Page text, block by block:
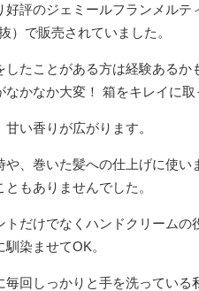
好評のジェミールフランメルテ
）で販売されていました。
したことがある方は経験ある
かなか大変！ 箱をキレイに取
い香りが広がります。
や、巻いた髪への仕上げに使
もありませんでした。
トだけでなくハンドクリーム
染ませてOK。
毎回しっかりと手を洗ってい